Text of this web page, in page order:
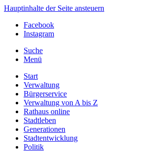
Hauptinhalte der Seite ansteuern
Facebook
Instagram
Suche
Menü
Start
Verwaltung
Bürgerservice
Verwaltung von A bis Z
Rathaus online
Stadtleben
Generationen
Stadtentwicklung
Politik